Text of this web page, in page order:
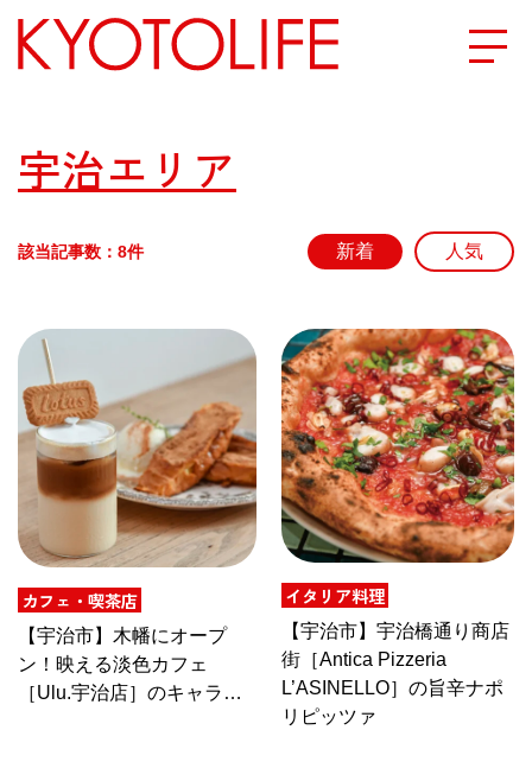
SPECIAL
NEW OPEN
SERIES
CULTURE
ABOUT US
Instagram
チケットプレゼント応募
宇治エリア
該当記事数：8件
カフェ・喫茶店
【宇治市】木幡にオープ
ン！映える淡色カフェ
［Ulu.宇治店］のキャラメ
イタリア料理
【宇治市】宇治橋通り商店
街［Antica Pizzeria
L’ASINELLO］の旨辛ナポ
リピッツァ